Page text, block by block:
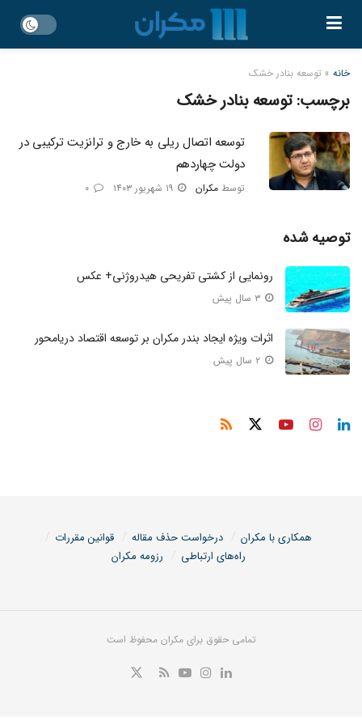
خانه » توسعه بنادر خشک
برچسب:توسعه بنادر خشک
توسعه اتصال ریلی به خارج و ترانزیت ترکیبی در
دولت چهاردهم​
توسط مکران
توصیه شده
رونمایی از کشتی تفریحی هیدروژنی+ عکس
اثرات ویژه ایجاد بندر مکران بر توسعه اقتصاد دریامحور
همکاری با مکران درخواست حذف مقاله
قوانین مقررات
راه‌های ارتباطی
رزومه مکران
تمامی حقوق برای مکران محفوظ است